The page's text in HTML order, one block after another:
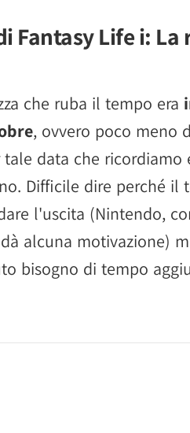
Fantasy Life i: La
che ruba il tempo era
, ovvero poco meno
data che ricordiamo
Difficile dire perché il
l'uscita (Nintendo,
alcuna motivazione)
bisogno di tempo